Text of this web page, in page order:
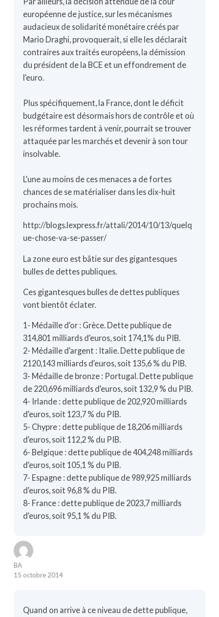
européenne de justice, sur les mécanismes
audacieux de solidarité monétaire créés par
Mario Draghi, provoquerait, si elle les déclarait
contraires aux traités européens, la démission
du président de la BCE et un effondrement de
l’euro.
Plus spécifiquement, la France, dont le déficit
budgétaire est désormais hors de contrôle et où
les réformes tardent à venir, pourrait se trouver
attaquée par les marchés et devenir à son tour
insolvable.
L’une au moins de ces menaces a de fortes
chances de se matérialiser dans les dix-huit
prochains mois.
http://blogs.lexpress.fr/attali/2014/10/13/quelq
ue-chose-va-se-passer/
La zone euro est bâtie sur des gigantesques
bulles de dettes publiques.
Ces gigantesques bulles de dettes publiques
vont bientôt éclater.
1- Médaille d’or : Grèce. Dette publique de
314,801 milliards d’euros, soit 174,1% du PIB.
2- Médaille d’argent : Italie. Dette publique de
2120,143 milliards d’euros, soit 135,6 % du PIB.
3- Médaille de bronze : Portugal. Dette publique
de 220,696 milliards d’euros, soit 132,9 % du PIB.
4- Irlande : dette publique de 202,920 milliards
d’euros, soit 123,7 % du PIB.
5- Chypre : dette publique de 18,206 milliards
d’euros, soit 112,2 % du PIB.
6- Belgique : dette publique de 404,248 milliards
d’euros, soit 105,1 % du PIB.
7- Espagne : dette publique de 989,925 milliards
d’euros, soit 96,8 % du PIB.
8- France : dette publique de 2023,7 milliards
d’euros, soit 95,1 % du PIB.
BA
15 octobre 2014
Quand on arrive à ce niveau de dette publique,